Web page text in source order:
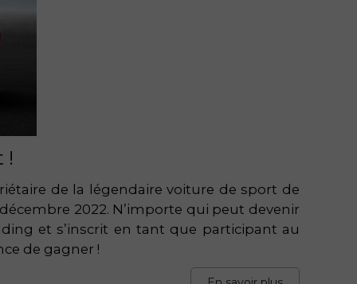
!
de la légendaire voiture de sport de
2022. N’importe qui peut devenir
et s’inscrit en tant que participant au
de gagner !